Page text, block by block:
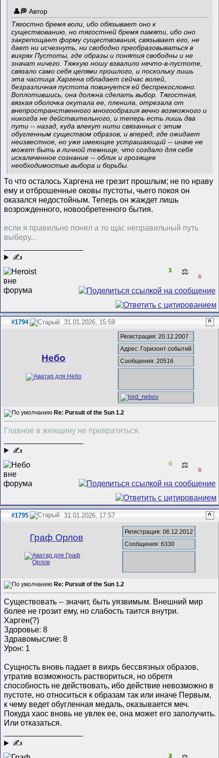
Автор
Тягостно бремя воли, ибо обязывает оно к
существованию, но тягостней бремя памяти, ибо оно
закрепощает форму существования, связывает его, не
дает ни исчезнуть, ни свободно преобразовываться в
вихрях Пустоты, где образы и понятия свободны и не
значат ничего. Тяжкую ношу взвалило нечто-в-пустоте,
связало само себя цепями прошлого, и поскольку лишь
эта частица Харгена обладает сейчас волей,
безразличная пустота повинуется ей беспрекословно.
Воплотившись, она должна сделать выбор. Тягостная,
вязкая оболочка окутала ее, пленила, отрезала от
внепространственного многообразия вечно возможного и
никогда не действительного, и теперь есть лишь два
пути -- назад, куда влекут нити связанных с этим
обугленным существом образов, и вперед, где ожидает
неизвестное, но уже имеющее устрашающий -- иначе не
может быть в личной темнице, что создало для себя
искалеченное сознание -- облик и грозящее
необходимостью выбора и борьбы.
То что осталось Харгена не грезит прошлым; не по нраву
ему и отброшенные оковы пустоты, чьего покоя он
оказался недостойным. Теперь он жаждет лишь
возрожденного, новообретенного бытия.
если я правильно понял а то щас неправильный путь
выберу...
✍
1 ⚖️
0
#1794 31.01.2026, 15:59 ^
Небо
Регистрация: 20.12.2007
Адрес: Горизонт событий
Сообщения: 20516
Re: Pursuit of the Sun 1.2
Главное в женщину не превратиться.
✍
0 ⚖️
0
#1795 31.01.2026, 17:57 ^
Граф Орлов
Регистрация: 06.12.2012
Сообщения: 6330
Re: Pursuit of the Sun 1.2
Существовать -- значит, быть уязвимым. Внешний мир
более не грозит ему, но слабость таится внутри.
Харген(?)
Здоровье: 8
Здравомыслие: 8
Урон: 1
Сущность вновь падает в вихрь бессвязных образов,
утратив возможность раствориться, но обретя
способность не действовать, ибо действие невозможно в
пустоте, но относиться к образам так или иначе Первым,
к чему ведет обугленная медаль, оказывается меч.
Покуда хаос вновь не увлек ее, она может его заполучить.
Или отказаться.
✍
2